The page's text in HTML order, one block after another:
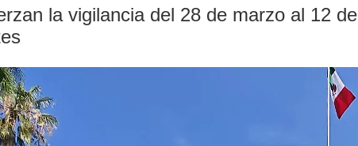
la vigilancia del 28 de marzo al 12